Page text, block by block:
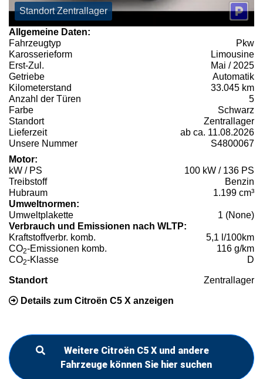
Standort Zentrallager
Allgemeine Daten:
Fahrzeugtyp
Pkw
Karosserieform
Limousine
Erst-Zul.
Mai / 2025
Getriebe
Automatik
Kilometerstand
33.045 km
Anzahl der Türen
5
Farbe
Schwarz
Standort
Zentrallager
Lieferzeit
ab ca. 11.08.2026
Unsere Nummer
S4800067
Motor:
kW / PS
100 kW / 136 PS
Treibstoff
Benzin
Hubraum
1.199 cm³
Umweltnormen:
Umweltplakette
1 (None)
Verbrauch und Emissionen nach WLTP:
Kraftstoffverbr. komb.
5,1 l/100km
CO2-Emissionen komb.
116 g/km
CO2-Klasse D
Standort Zentrallager
Details zum Citroën C5 X anzeigen
Weitere Citroën C5 X und andere
Fahrzeuge können Sie hier suchen